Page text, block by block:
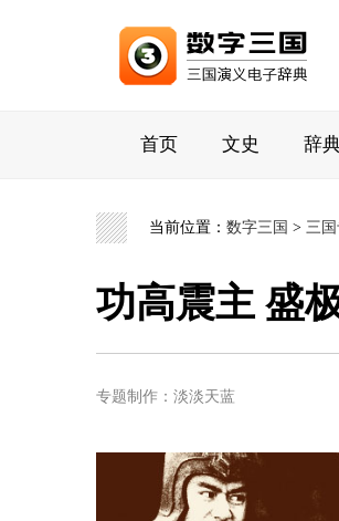
首页 文史 辞
当前位置： 数字三国 > 三
功高震主 盛
专题制作：淡淡天蓝